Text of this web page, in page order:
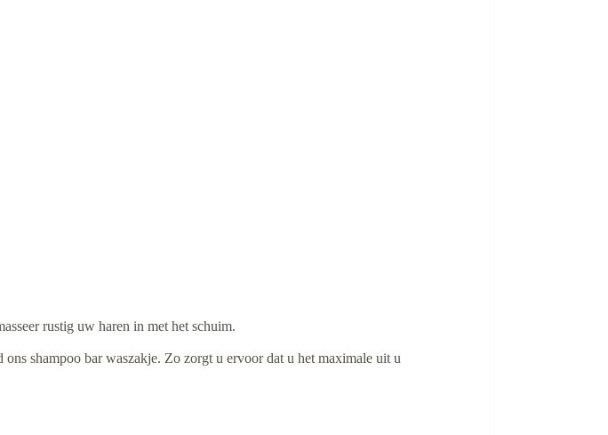
rustig uw haren in met het schuim.
shampoo bar waszakje. Zo zorgt u ervoor dat u het maximale uit u